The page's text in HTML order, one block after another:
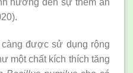
được sử dụng rộng
một chất kích thích tăng